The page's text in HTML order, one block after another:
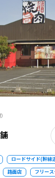
ロードサイド(幹線
路面店 フリー